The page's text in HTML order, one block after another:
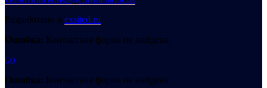
Разработано в exsited.ru
Ошибка: Контактная форма не найдена.
GO
Ошибка: Контактная форма не найдена.